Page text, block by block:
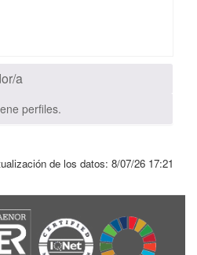
a
perfiles.
de los datos: 8/07/26 17:21